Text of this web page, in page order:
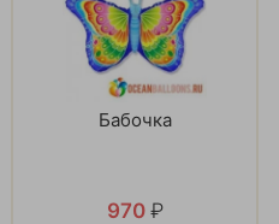
Бабочка
970 ₽